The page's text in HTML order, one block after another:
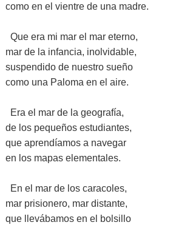
como en el vientre de una madre.
Que era mi mar el mar eterno,
mar de la infancia, inolvidable,
suspendido de nuestro sueño
como una Paloma en el aire.
Era el mar de la geografía,
de los pequeños estudiantes,
que aprendíamos a navegar
en los mapas elementales.
En el mar de los caracoles,
mar prisionero, mar distante,
que llevábamos en el bolsillo